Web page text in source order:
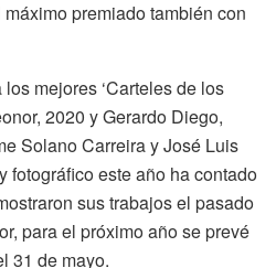
premiado también con
mejores ‘Carteles de los
2020 y Gerardo Diego,
Solano Carreira y José Luis
fotográfico este año ha contado
sus trabajos el pasado
para el próximo año se prevé
31 de mayo.